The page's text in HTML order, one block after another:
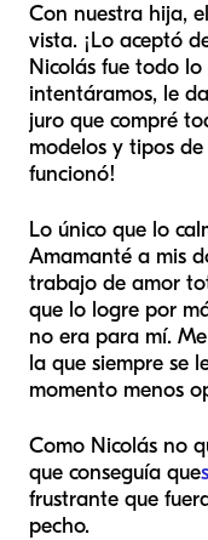
Con nuestra hija,
vista. ¡Lo aceptó
Nicolás fue todo
intentáramos, le
juro que compré
modelos y tipos
funcionó!
Lo único que lo
Amamanté a mis
trabajo de amor
que lo logre por
no era para mí.
la que siempre se
momento menos
Como Nicolás no
que conseguía que
frustrante que
pecho.